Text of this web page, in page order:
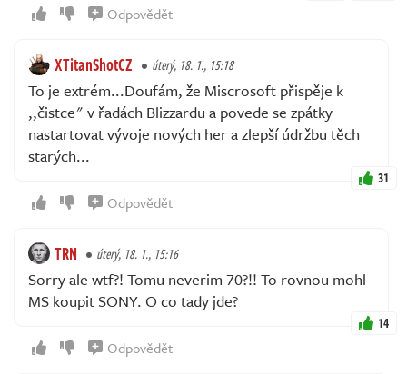
Odpovědět
XTitanShotCZ úterý, 18. 1., 15:18
To je extrém...Doufám, že Miscrosoft přispěje k
,,čistce" v řadách Blizzardu a povede se zpátky
nastartovat vývoje nových her a zlepší údržbu těch
starých...
31
Odpovědět
TRN úterý, 18. 1., 15:16
Sorry ale wtf?! Tomu neverim 70?!! To rovnou mohl
MS koupit SONY. O co tady jde?
14
Odpovědět